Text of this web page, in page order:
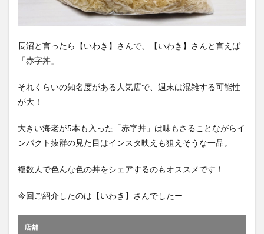
長沼と言ったら【いわき】さんで、【いわき】さんと言えば
「赤字丼」
それくらいの知名度がある人気店で、週末は混雑する可能性
が大！
大きい海老が5本も入った「赤字丼」は味もさることながらイ
ンパクト抜群の見た目はインスタ映えも狙えそうな一品。
複数人で色んな色の丼をシェアするのもオススメです！
今回ご紹介したのは【いわき】さんでしたー
店舗